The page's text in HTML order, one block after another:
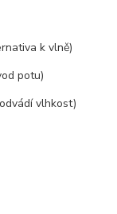
k vlně)
potu)
vlhkost)